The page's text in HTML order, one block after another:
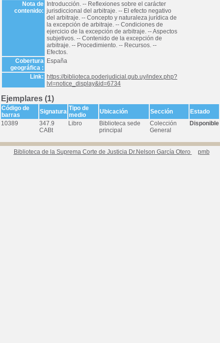
Nota de
contenido:
Introducción. -- Reflexiones sobre el carácter
jurisdiccional del arbitraje. -- El efecto negativo
del arbitraje. -- Concepto y naturaleza jurídica de
la excepción de arbitraje. -- Condiciones de
ejercicio de la excepción de arbitraje. -- Aspectos
subjetivos. -- Contenido de la excepción de
arbitraje. -- Procedimiento. -- Recursos. --
Efectos.
Cobertura
geográfica :
España
Link:
https://biblioteca.poderjudicial.gub.uy/index.php?
lvl=notice_display&id=6734
Ejemplares (1)
Código de
barras
Signatura Tipo de
medio
Ubicación Sección
Estado
10389
347.9
CABt
Libro
Biblioteca sede
principal
Colección
General
Disponible
Biblioteca de la Suprema Corte de Justicia Dr.Nelson García Otero pmb